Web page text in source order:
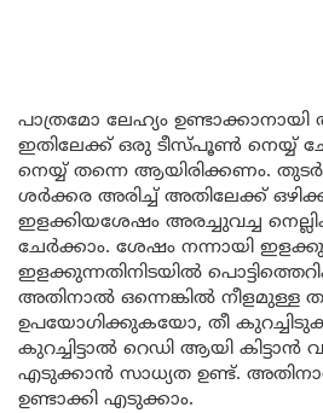
പാത്രമോ ലേഹ്യം
ഇതിലേക്ക് ഒരു ടീസ്പൂൺ നെയ്യ്
നെയ്യ് തന്നെ ആയിരിക്കണം.
ശർക്കര അരിച്ച് അതിലേക്ക്
ഇളക്കിയശേഷം അരച്ചുവച്ച
ചേർക്കാം. ശേഷം നന്നായി
ഇളക്കുന്നതിനിടയിൽ
അതിനാൽ ഒന്നെങ്കിൽ നീളമുള്ള
ഉപയോഗിക്കുകയോ, തീ
കുറച്ചിട്ടാൽ റെഡി ആയി
എടുക്കാൻ സാധ്യത ഉണ്ട്.
ഉണ്ടാക്കി എടുക്കാം.